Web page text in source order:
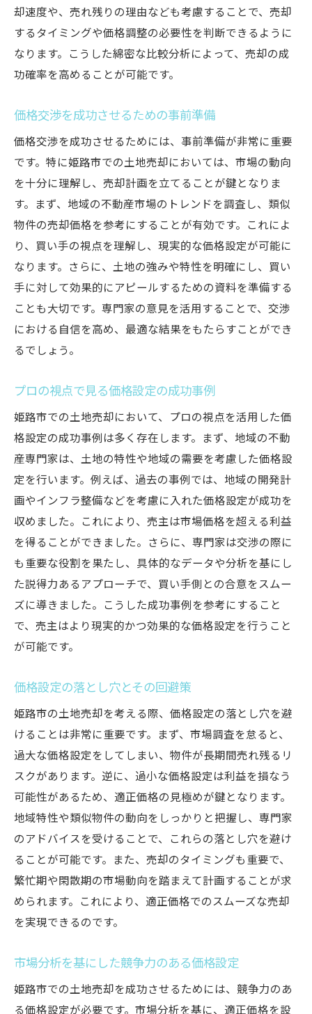
却速度や、売れ残りの理由なども考慮することで、売却
するタイミングや価格調整の必要性を判断できるように
なります。こうした綿密な比較分析によって、売却の成
功確率を高めることが可能です。
価格交渉を成功させるための事前準備
価格交渉を成功させるためには、事前準備が非常に重要
です。特に姫路市での土地売却においては、市場の動向
を十分に理解し、売却計画を立てることが鍵となりま
す。まず、地域の不動産市場のトレンドを調査し、類似
物件の売却価格を参考にすることが有効です。これによ
り、買い手の視点を理解し、現実的な価格設定が可能に
なります。さらに、土地の強みや特性を明確にし、買い
手に対して効果的にアピールするための資料を準備する
ことも大切です。専門家の意見を活用することで、交渉
における自信を高め、最適な結果をもたらすことができ
るでしょう。
プロの視点で見る価格設定の成功事例
姫路市での土地売却において、プロの視点を活用した価
格設定の成功事例は多く存在します。まず、地域の不動
産専門家は、土地の特性や地域の需要を考慮した価格設
定を行います。例えば、過去の事例では、地域の開発計
画やインフラ整備などを考慮に入れた価格設定が成功を
収めました。これにより、売主は市場価格を超える利益
を得ることができました。さらに、専門家は交渉の際に
も重要な役割を果たし、具体的なデータや分析を基にし
た説得力あるアプローチで、買い手側との合意をスムー
ズに導きました。こうした成功事例を参考にすること
で、売主はより現実的かつ効果的な価格設定を行うこと
が可能です。
価格設定の落とし穴とその回避策
姫路市の土地売却を考える際、価格設定の落とし穴を避
けることは非常に重要です。まず、市場調査を怠ると、
過大な価格設定をしてしまい、物件が長期間売れ残るリ
スクがあります。逆に、過小な価格設定は利益を損なう
可能性があるため、適正価格の見極めが鍵となります。
地域特性や類似物件の動向をしっかりと把握し、専門家
のアドバイスを受けることで、これらの落とし穴を避け
ることが可能です。また、売却のタイミングも重要で、
繁忙期や閑散期の市場動向を踏まえて計画することが求
められます。これにより、適正価格でのスムーズな売却
を実現できるのです。
市場分析を基にした競争力のある価格設定
姫路市での土地売却を成功させるためには、競争力のあ
る価格設定が必要です。市場分析を基に、適正価格を設